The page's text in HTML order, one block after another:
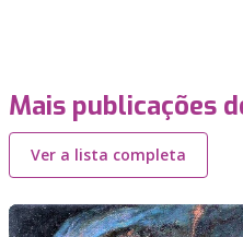
Mais publicações
Ver a lista completa